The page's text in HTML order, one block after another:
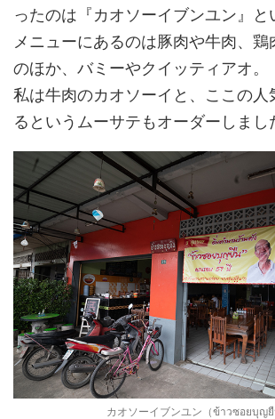
ったのは『カオソーイブンユン』と
メニューにあるのは豚肉や牛肉、鶏
のほか、バミーやクイッティアオ。
私は牛肉のカオソーイと、ここの人
るというムーサテもオーダーしまし
カオソーイブンユン（ข้าวซอยบุญยื